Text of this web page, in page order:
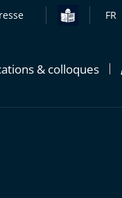
FR
& colloques